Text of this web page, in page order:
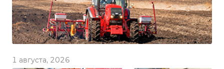
1 августа, 2026